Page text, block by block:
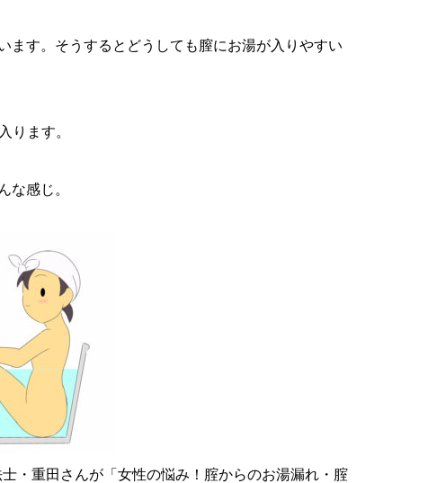
ます。そうするとどうしても膣にお湯が入りやすい
ります。
な感じ。
・重田さんが「女性の悩み！腟からのお湯漏れ・腟